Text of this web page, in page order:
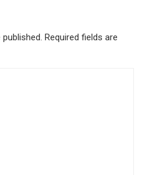
Required fields are